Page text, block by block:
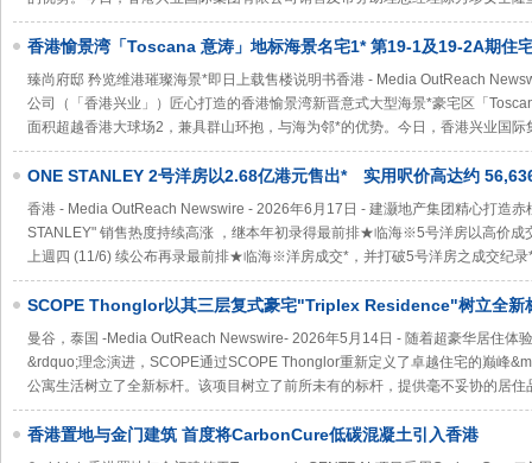
香港愉景湾「Toscana 意涛」地标海景名宅1* 第19-1及19-2A期住
TOSCANA 满‧意」及「ONE TOSCANA 2 满‧意2期」
臻尚府邸 矜览维港璀璨海景*即日上载售楼说明书香港 - Media OutReach
公司（「香港兴业」）匠心打造的香港愉景湾新晋意式大型海景*豪宅区「
面积超越香港大球场2，兼具群山环抱，与海为邻*的优势。今日，香港兴业国际
ONE STANLEY 2号洋房以2.68亿港元售出* 实用呎价高达约
用呎价同创项目本年度新高*
香港 - Media OutReach Newswire - 2026年6月17日 - 建灏地产集团精心打造
STANLEY" 销售热度持续高涨 ，继本年初录得最前排★临海※5号洋房以高价成
上週四 (11/6) 续公布再录最前排★临海※洋房成交*，并打破5号洋房之成交纪录
SCOPE Thonglor以其三层复式豪宅"Triplex Residence"树立全新
的顶层公寓
曼谷，泰国 -Media OutReach Newswire- 2026年5月14日 - 随着超豪华居住体
&rdquo;理念演进，SCOPE通过SCOPE Thonglor重新定义了卓越住宅的巅峰
公寓生活树立了全新标杆。该项目树立了前所未有的标杆，提供毫不妥协的居住
香港置地与金门建筑 首度将CarbonCure低碳混凝土引入香港